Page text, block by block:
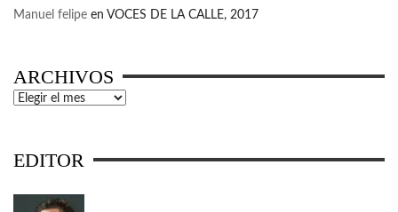
Manuel felipe en VOCES DE LA CALLE, 2017
ARCHIVOS
Archivos
EDITOR